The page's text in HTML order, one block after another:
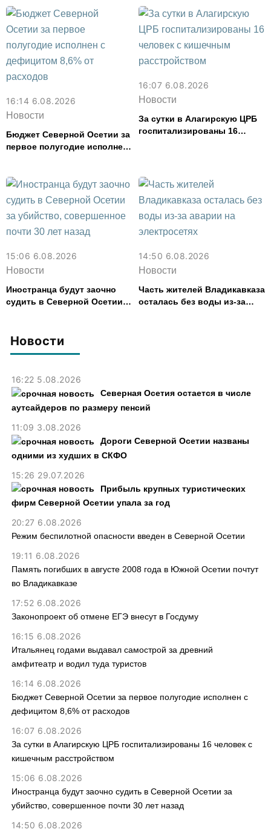
Новости
16:22 5.08.2026
Северная Осетия остается в числе
аутсайдеров по размеру пенсий
11:09 3.08.2026
Дороги Северной Осетии названы
одними из худших в СКФО
15:26 29.07.2026
Прибыль крупных туристических
фирм Северной Осетии упала за год
20:27 6.08.2026
Режим беспилотной опасности введен в Северной Осетии
19:11 6.08.2026
Память погибших в августе 2008 года в Южной Осетии почтут
во Владикавказе
17:52 6.08.2026
Законопроект об отмене ЕГЭ внесут в Госдуму
16:15 6.08.2026
Итальянец годами выдавал самострой за древний
амфитеатр и водил туда туристов
16:14 6.08.2026
Бюджет Северной Осетии за первое полугодие исполнен с
дефицитом 8,6% от расходов
16:07 6.08.2026
За сутки в Алагирскую ЦРБ госпитализированы 16 человек с
кишечным расстройством
15:06 6.08.2026
Иностранца будут заочно судить в Северной Осетии за
убийство, совершенное почти 30 лет назад
14:50 6.08.2026
16:14 6.08.2026
Новости
Бюджет Северной Осетии за
первое полугодие исполнен
16:07 6.08.2026
Новости
За сутки в Алагирскую ЦРБ
госпитализированы 16
15:06 6.08.2026
Новости
Иностранца будут заочно
судить в Северной Осетии
14:50 6.08.2026
Новости
Часть жителей Владикавказа
осталась без воды из-за